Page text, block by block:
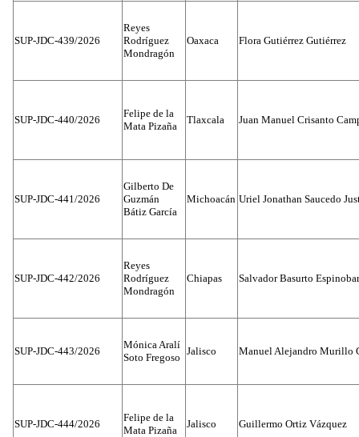
SUP-JDC-439/2026
Reyes
Rodríguez
Mondragón
Oaxaca Flora Gutiérrez Gutiérrez
SUP-JDC-440/2026
Felipe de la
Mata Pizaña
Tlaxcala Juan Manuel Crisanto
SUP-JDC-441/2026
Gilberto De
Guzmán
Bátiz García
Michoacán Uriel Jonathan Saucedo
SUP-JDC-442/2026
Reyes
Rodríguez
Mondragón
Chiapas Salvador Basurto
SUP-JDC-443/2026
Mónica Aralí
Soto Fregoso
Jalisco Manuel Alejandro Murillo
SUP-JDC-444/2026
Felipe de la
Mata Pizaña
Jalisco Guillermo Ortiz Vázquez